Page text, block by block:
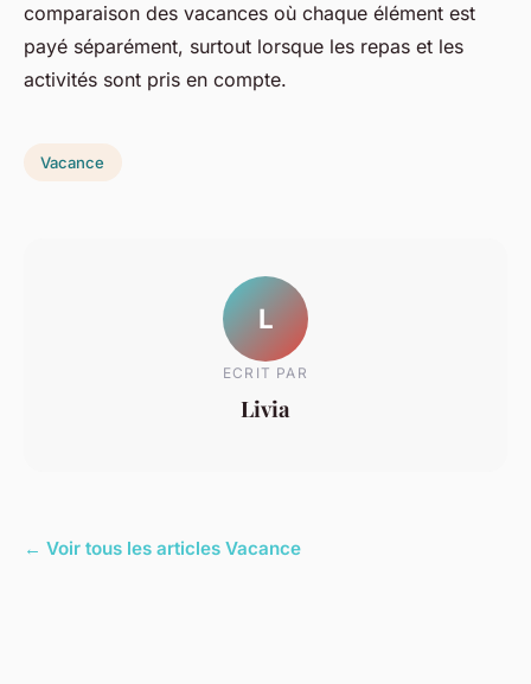
comparaison des vacances où chaque élément est
payé séparément, surtout lorsque les repas et les
activités sont pris en compte.
Vacance
L
ECRIT PAR
Livia
← Voir tous les articles Vacance